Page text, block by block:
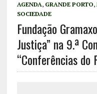
AGENDA, GRANDE PORTO,
SOCIEDADE
Fundação
Justiça” na 9.ª
“Conferências do